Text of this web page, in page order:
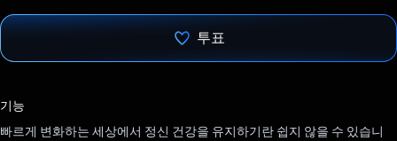
투표
기능
빠르게 변화하는 세상에서 정신 건강을 유지하기란 쉽지 않을 수 있습니